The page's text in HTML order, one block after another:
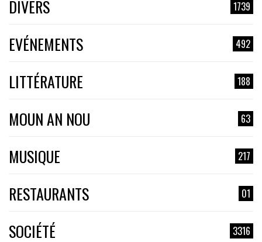
DIVERS 1739
EVÉNEMENTS 492
LITTÉRATURE 188
MOUN AN NOU 63
MUSIQUE 217
RESTAURANTS 01
SOCIÉTÉ 3316